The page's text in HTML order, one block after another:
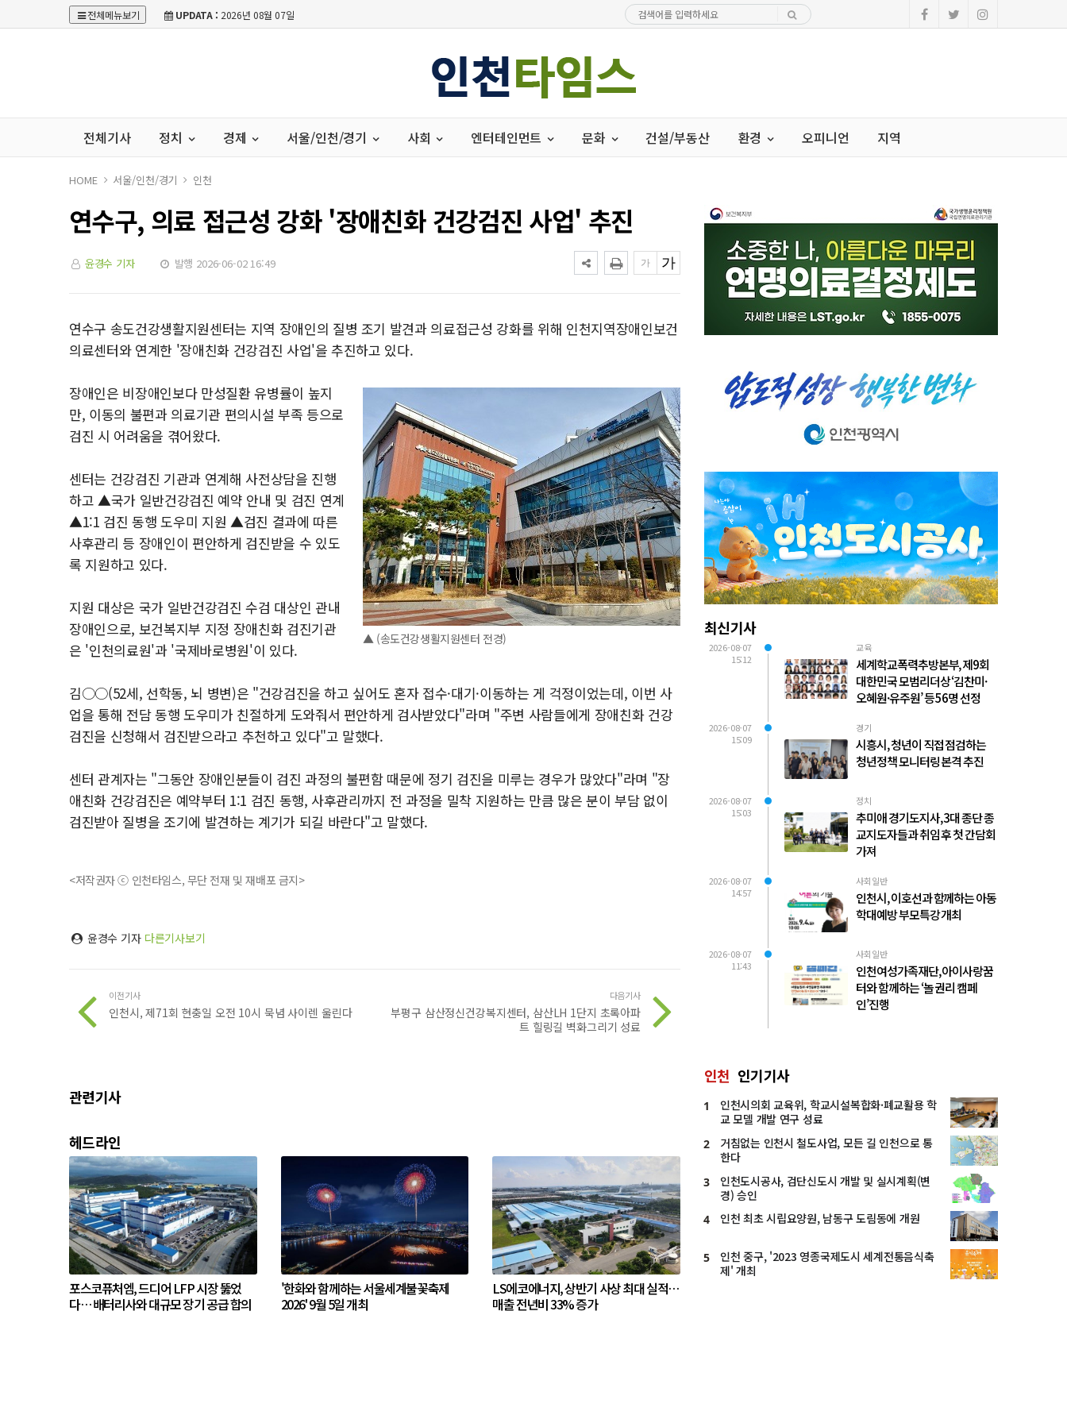
전체메뉴보기 UPDATA : 2026년 08월 07일
전체기사 정치 경제 서울/인천/경기 사회 엔터테인먼트 문화 건설/부동산 환경 오피니언 지역
HOME 서울/인천/경기 인천
연수구, 의료 접근성 강화 '장애친화 건강검진 사업' 추진
윤경수 기자 발행 2026-06-02 16:49
연수구 송도건강생활지원센터는 지역 장애인의 질병 조기 발견과 의료접근성 강화를 위해 인천지역장애인보건
의료센터와 연계한 '장애친화 건강검진 사업'을 추진하고 있다.
▲ (송도건강생활지원센터 전경)
장애인은 비장애인보다 만성질환 유병률이 높지
만, 이동의 불편과 의료기관 편의시설 부족 등으로
검진 시 어려움을 겪어왔다.
센터는 건강검진 기관과 연계해 사전상담을 진행
하고 ▲국가 일반건강검진 예약 안내 및 검진 연계
▲1:1 검진 동행 도우미 지원 ▲검진 결과에 따른
사후관리 등 장애인이 편안하게 검진받을 수 있도
록 지원하고 있다.
지원 대상은 국가 일반건강검진 수검 대상인 관내
장애인으로, 보건복지부 지정 장애친화 검진기관
은 '인천의료원'과 '국제바로병원'이 있다.
김○○(52세, 선학동, 뇌 병변)은 "건강검진을 하고 싶어도 혼자 접수·대기·이동하는 게 걱정이었는데, 이번 사
업을 통해 전담 동행 도우미가 친절하게 도와줘서 편안하게 검사받았다"라며 "주변 사람들에게 장애친화 건강
검진을 신청해서 검진받으라고 추천하고 있다"고 말했다.
센터 관계자는 "그동안 장애인분들이 검진 과정의 불편함 때문에 정기 검진을 미루는 경우가 많았다"라며 "장
애친화 건강검진은 예약부터 1:1 검진 동행, 사후관리까지 전 과정을 밀착 지원하는 만큼 많은 분이 부담 없이
검진받아 질병을 조기에 발견하는 계기가 되길 바란다"고 말했다.
<저작권자 ⓒ 인천타임스, 무단 전재 및 재배포 금지>
윤경수 기자 다른기사보기
이전기사
인천시, 제71회 현충일 오전 10시 묵념 사이렌 울린다
다음기사
부평구 삼산정신건강복지센터, 삼산LH 1단지 초록아파
트 힐링길 벽화그리기 성료
관련기사
헤드라인
포스코퓨처엠, 드디어 LFP 시장 뚫었
다… 배터리사와 대규모 장기 공급 합의
'한화와 함께하는 서울세계불꽃축제
2026' 9월 5일 개최
LS에코에너지, 상반기 사상 최대 실적…
매출 전년비 33% 증가
최신기사
2026-08-07
15:12
교육
세계학교폭력추방본부, 제9회
대한민국 모범리더상 ‘김찬미·
오혜원·유주원’ 등 56명 선정
2026-08-07
15:09
경기
시흥시, 청년이 직접 점검하는
청년정책 모니터링 본격 추진
2026-08-07
15:03
정치
추미애 경기도지사, 3대 종단 종
교지도자들과 취임 후 첫 간담회
가져
2026-08-07
14:57
사회일반
인천시, 이호선과 함께하는 아동
학대예방 부모특강 개최
2026-08-07
11:43
사회일반
인천여성가족재단, 아이사랑꿈
터와 함께하는 ‘놀 권리 캠페
인’진행
인천 인기기사
1
인천시의회 교육위, 학교시설복합화·폐교활용 학
교 모델 개발 연구 성료
2
거침없는 인천시 철도사업, 모든 길 인천으로 통
한다
3
인천도시공사, 검단신도시 개발 및 실시계획(변
경) 승인
4 인천 최초 시립요양원, 남동구 도림동에 개원
5
인천 중구, '2023 영종국제도시 세계전통음식축
제' 개최